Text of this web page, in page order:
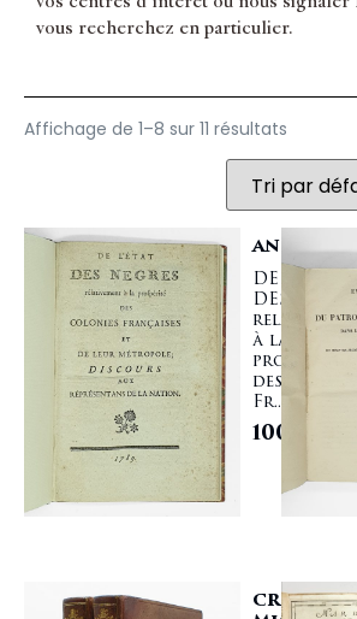
vous recherchez en particulier.
Affichage de 1–8 sur 11 résultats
ANONYME
DE L'ETAT
DES
à la
prospérité
des
Fr...
1000,00